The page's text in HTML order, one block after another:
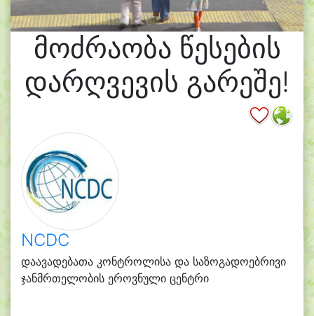
მოძრაობა წესების
დარღვევის გარეშე!
NCDC
დაავადებათა კონტროლისა და საზოგადოებრივი
ჯანმრთელობის ეროვნული ცენტრი